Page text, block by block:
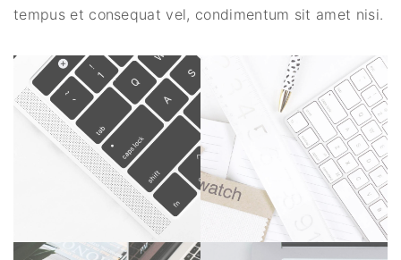
tempus et consequat vel, condimentum sit amet nisi.